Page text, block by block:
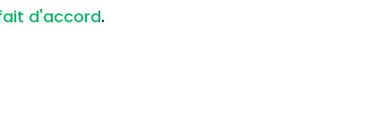
d'accord.